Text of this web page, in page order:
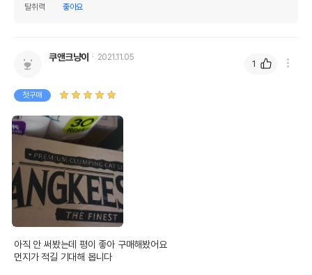
제조자,수입품의 경우
또는 소비자상담 관련
전화번호
어바웃펫//1644-9601
유통기한
탈취력
좋아요
쿠앤크냥이 2021.11.05
첫구매
아직 안 써봤는데 평이 좋아 구매해봤어요
먼지가 적길 기대해 봅니다
1